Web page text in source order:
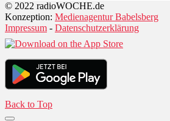
© 2022 radioWOCHE.de
Konzeption: Medienagentur Babelsberg
Impressum - Datenschutzerklärung
Back to Top